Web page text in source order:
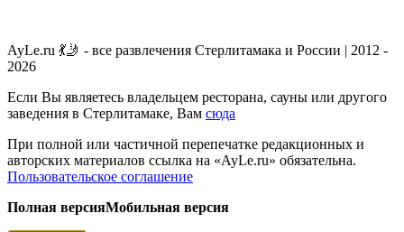
AyLe.ru 💃🤳 - все развлечения Стерлитамака и России | 2012 -
2026
Если Вы являетесь владельцем ресторана, сауны или другого
заведения в Стерлитамаке, Вам сюда
При полной или частичной перепечатке редакционных и
авторских материалов ссылка на «AyLe.ru» обязательна.
Пользовательское соглашение
Полная версияМобильная версия